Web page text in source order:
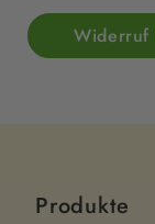
Widerruf
Produkte